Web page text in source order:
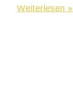
Weiterlesen »